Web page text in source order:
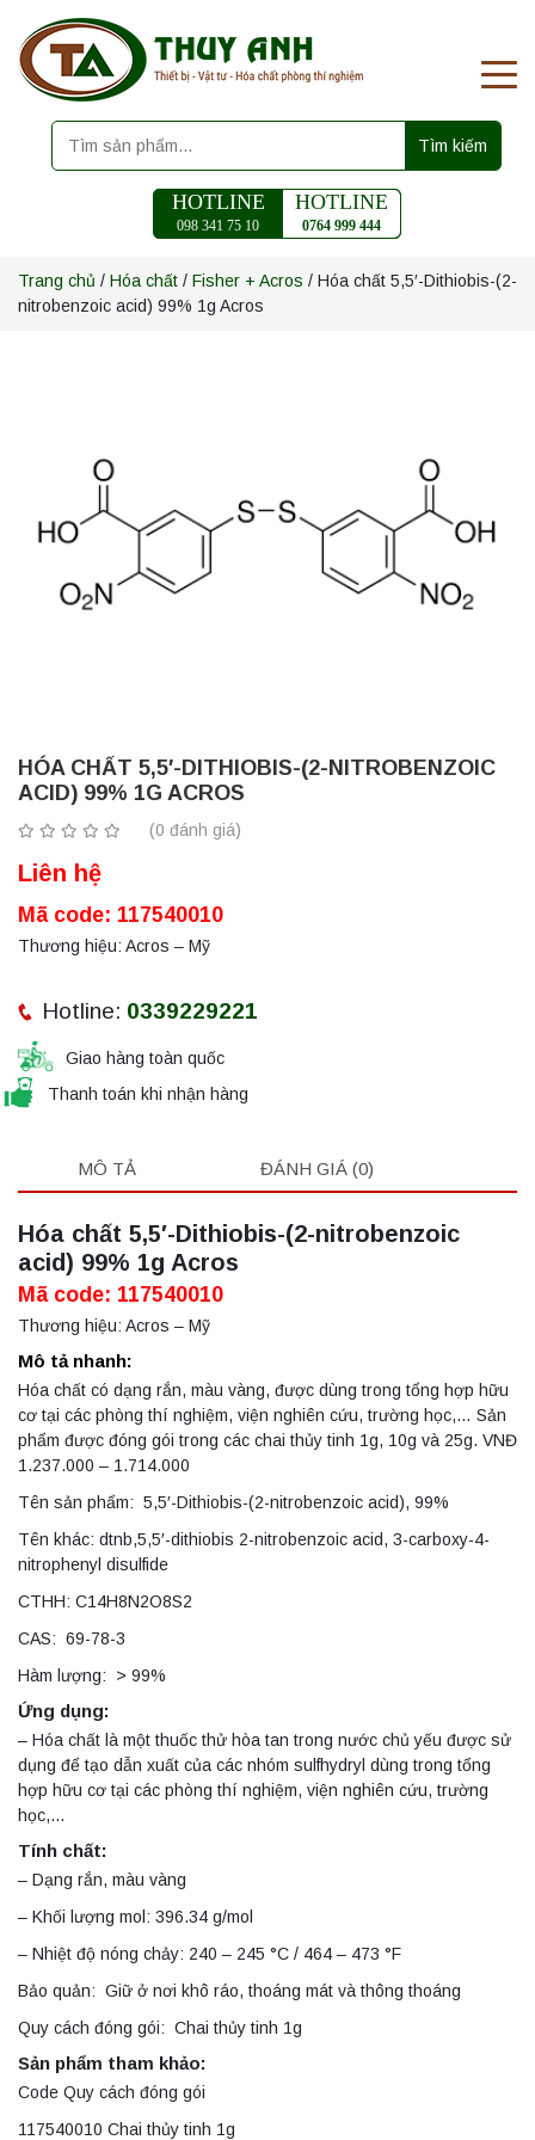
Tìm kiếm
HOTLINE
098 341 75 10
HOTLINE
0764 999 444
Trang chủ / Hóa chất / Fisher + Acros / Hóa chất 5,5′-Dithiobis-(2-
nitrobenzoic acid) 99% 1g Acros
HÓA CHẤT 5,5′-DITHIOBIS-(2-NITROBENZOIC
ACID) 99% 1G ACROS
(0 đánh giá)
Liên hệ
Mã code: 117540010
Thương hiệu: Acros – Mỹ
Hotline: 0339229221
Giao hàng toàn quốc
Thanh toán khi nhận hàng
MÔ TẢ ĐÁNH GIÁ (0)
Hóa chất 5,5′-Dithiobis-(2-nitrobenzoic
acid) 99% 1g Acros
Mã code: 117540010
Thương hiệu: Acros – Mỹ
Mô tả nhanh:
Hóa chất có dạng rắn, màu vàng, được dùng trong tổng hợp hữu
cơ tại các phòng thí nghiệm, viện nghiên cứu, trường học,… Sản
phẩm được đóng gói trong các chai thủy tinh 1g, 10g và 25g. VNĐ
1.237.000 – 1.714.000
Tên sản phẩm: 5,5′-Dithiobis-(2-nitrobenzoic acid), 99%
Tên khác: dtnb,5,5′-dithiobis 2-nitrobenzoic acid, 3-carboxy-4-
nitrophenyl disulfide
CTHH: C14H8N2O8S2
CAS: 69-78-3
Hàm lượng: > 99%
Ứng dụng:
– Hóa chất là một thuốc thử hòa tan trong nước chủ yếu được sử
dụng để tạo dẫn xuất của các nhóm sulfhydryl dùng trong tổng
hợp hữu cơ tại các phòng thí nghiệm, viện nghiên cứu, trường
học,…
Tính chất:
– Dạng rắn, màu vàng
– Khối lượng mol: 396.34 g/mol
– Nhiệt độ nóng chảy: 240 – 245 °C / 464 – 473 °F
Bảo quản: Giữ ở nơi khô ráo, thoáng mát và thông thoáng
Quy cách đóng gói: Chai thủy tinh 1g
Sản phẩm tham khảo:
Code Quy cách đóng gói
117540010 Chai thủy tinh 1g